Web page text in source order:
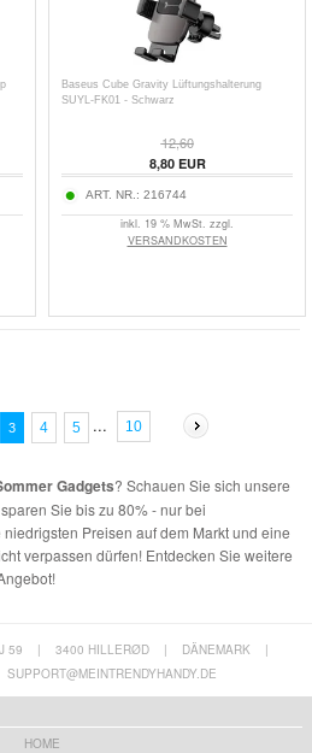
Baseus Cube Gravity Lüftungshalterung
SUYL-FK01 - Schwarz
12,60
8,80EUR
ART. NR.: 216744
inkl. 19 % MwSt. zzgl.
VERSANDKOSTEN
3 4 5 ... 10
Gadgets? Schauen Sie sich unsere
Sie bis zu 80% - nur bei
Preisen auf dem Markt und eine
verpassen dürfen! Entdecken Sie weitere
59 | 3400 HILLERØD | DÄNEMARK
|
SUPPORT@MEINTRENDYHANDY.DE
HOME